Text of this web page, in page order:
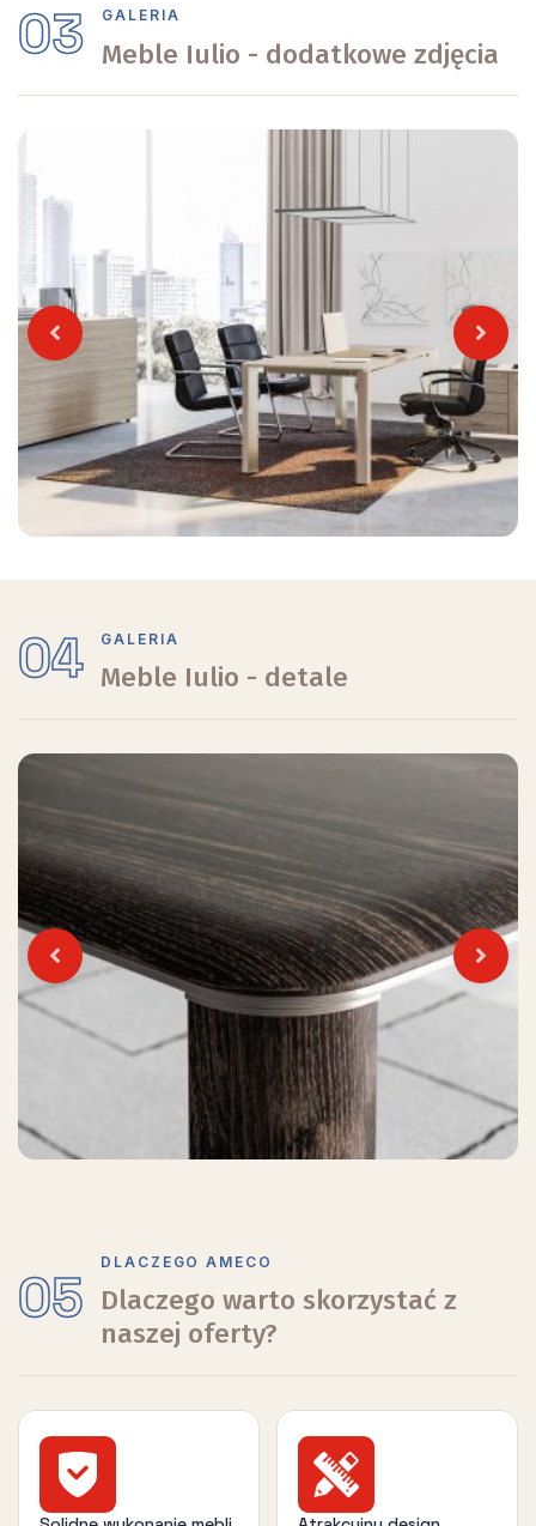
03 GALERIA
Meble Iulio - dodatkowe zdjęcia
Previous Next
04 GALERIA
Meble Iulio - detale
Previous Next
05
DLACZEGO AMECO
Dlaczego warto skorzystać z
naszej oferty?